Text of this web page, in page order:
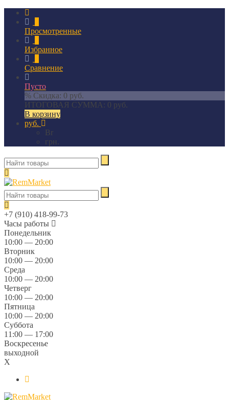
Просмотренные
Избранное
Сравнение
Пусто
% Скидка: 0 руб.
ИТОГОВАЯ СУММА: 0 руб.
В корзину
руб.
Br
грн.
+7 (910) 418-99-73
Часы работы
Понедельник
10:00 — 20:00
Вторник
10:00 — 20:00
Среда
10:00 — 20:00
Четверг
10:00 — 20:00
Пятница
10:00 — 20:00
Суббота
11:00 — 17:00
Воскресенье
выходной
X